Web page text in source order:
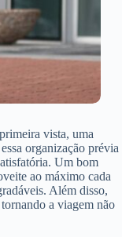
vista, uma
organização prévia
Um bom
ao máximo cada
Além disso,
a viagem não